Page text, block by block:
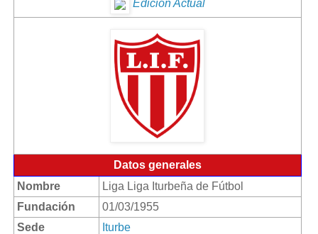
Edición Actual
Datos generales
Nombre
Liga Liga Iturbeña de Fútbol
Fundación
01/03/1955
Sede
Iturbe